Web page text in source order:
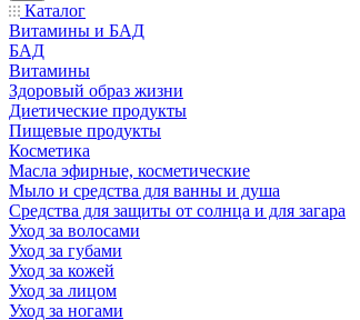
Каталог
Витамины и БАД
БАД
Витамины
Здоровый образ жизни
Диетические продукты
Пищевые продукты
Косметика
Масла эфирные, косметические
Мыло и средства для ванны и душа
Средства для защиты от солнца и для загара
Уход за волосами
Уход за губами
Уход за кожей
Уход за лицом
Уход за ногами